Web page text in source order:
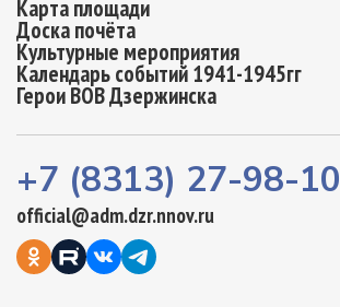
Карта площади
Доска почёта
Культурные мероприятия
Календарь событий 1941-1945гг
Герои ВОВ Дзержинска
+7 (8313) 27-98-10
official@adm.dzr.nnov.ru